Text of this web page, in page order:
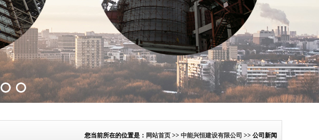
您当前所在的位置是： 网站首页 >> 中能兴恒建设有限公司 >> 公司新闻